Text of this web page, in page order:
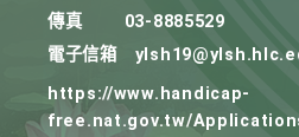
傳真
03-8885529
電子信箱
https://www.handicap-
free.nat.gov.tw/